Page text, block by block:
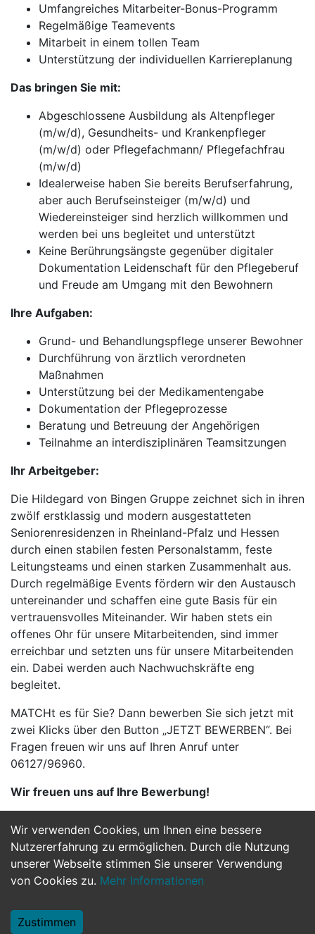
Wir verwenden Cookies, um Ihnen eine bessere
Nutzererfahrung zu ermöglichen. Durch die Nutzung
unserer Webseite stimmen Sie unserer Verwendung
von Cookies zu. Mehr Informationen
Zustimmen
Umfangreiches Mitarbeiter-Bonus-Programm
Regelmäßige Teamevents
Mitarbeit in einem tollen Team
Unterstützung der individuellen Karriereplanung
Das bringen Sie mit:
Abgeschlossene Ausbildung als Altenpfleger
(m/w/d), Gesundheits- und Krankenpfleger
(m/w/d) oder Pflegefachmann/ Pflegefachfrau
(m/w/d)
Idealerweise haben Sie bereits Berufserfahrung,
aber auch Berufseinsteiger (m/w/d) und
Wiedereinsteiger sind herzlich willkommen und
werden bei uns begleitet und unterstützt
Keine Berührungsängste gegenüber digitaler
Dokumentation Leidenschaft für den Pflegeberuf
und Freude am Umgang mit den Bewohnern
Ihre Aufgaben:
Grund- und Behandlungspflege unserer Bewohner
Durchführung von ärztlich verordneten
Maßnahmen
Unterstützung bei der Medikamentengabe
Dokumentation der Pflegeprozesse
Beratung und Betreuung der Angehörigen
Teilnahme an interdisziplinären Teamsitzungen
Ihr Arbeitgeber:
Die Hildegard von Bingen Gruppe zeichnet sich in ihren
zwölf erstklassig und modern ausgestatteten
Seniorenresidenzen in Rheinland-Pfalz und Hessen
durch einen stabilen festen Personalstamm, feste
Leitungsteams und einen starken Zusammenhalt aus.
Durch regelmäßige Events fördern wir den Austausch
untereinander und schaffen eine gute Basis für ein
vertrauensvolles Miteinander. Wir haben stets ein
offenes Ohr für unsere Mitarbeitenden, sind immer
erreichbar und setzten uns für unsere Mitarbeitenden
ein. Dabei werden auch Nachwuchskräfte eng
begleitet.
MATCHt es für Sie? Dann bewerben Sie sich jetzt mit
zwei Klicks über den Button „JETZT BEWERBEN“. Bei
Fragen freuen wir uns auf Ihren Anruf unter
06127/96960.
Wir freuen uns auf Ihre Bewerbung!
Jetzt Bewerben